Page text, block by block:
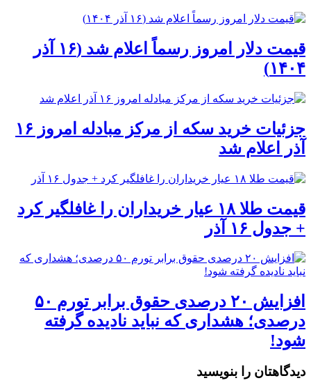
قیمت دلار امروز رسماً اعلام شد (۱۶ آذر
۱۴۰۴)
جزئیات خرید سکه از مرکز مبادله امروز ۱۶
آذر اعلام شد
قیمت طلا ۱۸ عیار خریداران را غافلگیر کرد
+ جدول ۱۶ آذر
افزایش ۲۰ درصدی حقوق برابر تورم ۵۰
درصدی؛ هشداری که نباید نادیده گرفته
شود!
دیدگاهتان را بنویسید